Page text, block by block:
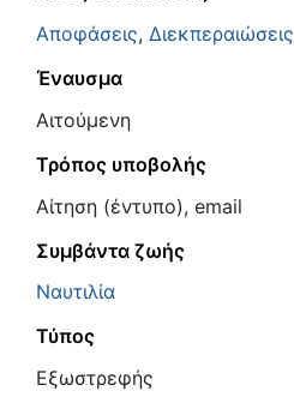
Αποφάσεις, Διεκπεραιώσεις
Έναυσμα
Αιτούμενη
Τρόπος υποβολής
Αίτηση (έντυπο), email
Συμβάντα ζωής
Ναυτιλία
Τύπος
Εξωστρεφής